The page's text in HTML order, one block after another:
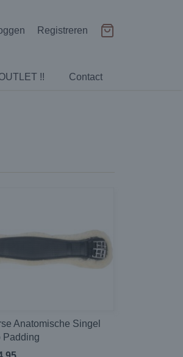
Registreren
Contact
!!
Anatomische Singel
Padding